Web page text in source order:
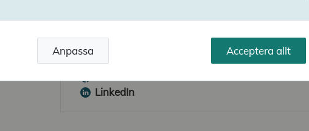
Mobbning och kränkning
Nätkränkning Grundskola
Dela sidan
LinkedIn
Anpassa Acceptera allt